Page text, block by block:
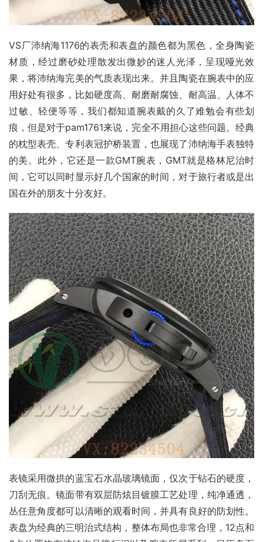
VS厂沛纳海1176的表壳和表盘的颜色都为黑色，全身陶瓷
材质，经过磨砂处理散发出微妙的迷人光泽，呈现哑光效
果，将沛纳海完美的气质表现出来。并且陶瓷在腕表中的应
用好处有很多，比如硬度高、耐磨耐腐蚀、耐高温、人体不
过敏、轻便等等，我们都知道腕表戴的久了难勉会有些划
痕，但是对于pam1761来说，完全不用担心这些问题。经典
的枕型表壳、专利表冠护桥装置，也展现了沛纳海手表独特
的美。此外，它还是一款GMT腕表，GMT就是格林尼治时
间，它可以同时显示好几个国家的时间，对于旅行者或是出
国在外的朋友十分友好。
表镜采用微拱的蓝宝石水晶玻璃镜面，仅次于钻石的硬度，
刀刮无痕。镜面带有双层防炫目镀膜工艺处理，纯净通透，
丛任意角度都可以清晰的观看时间，并具有良好的防划性。
表盘为经典的三明治式结构，整体布局也非常合理，12点和